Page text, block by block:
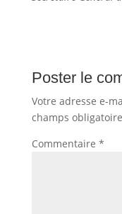
Poster le
Votre adresse e-
champs
Commentaire *